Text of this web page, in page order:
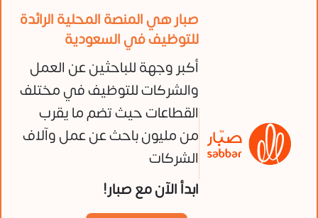
صبار هي المنصة المحلية الرائدة
للتوظيف في السعودية
أكبر وجهة للباحثين عن العمل
والشركات للتوظيف في مختلف
القطاعات حيث تضم ما يقرب
من مليون باحث عن عمل وآلاف
الشركات
ابدأ الآن مع صبار!